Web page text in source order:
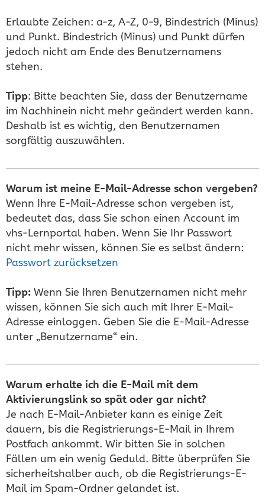
Erlaubte Zeichen: a-z, A-Z, 0-9, Bindestrich (Minus)
und Punkt. Bindestrich (Minus) und Punkt dürfen
jedoch nicht am Ende des Benutzernamens
stehen.
Tipp: Bitte beachten Sie, dass der Benutzername
im Nachhinein nicht mehr geändert werden kann.
Deshalb ist es wichtig, den Benutzernamen
sorgfältig auszuwählen.
Warum ist meine E-Mail-Adresse schon vergeben?
Wenn Ihre E-Mail-Adresse schon vergeben ist,
bedeutet das, dass Sie schon einen Account im
vhs-Lernportal haben. Wenn Sie Ihr Passwort
nicht mehr wissen, können Sie es selbst ändern:
Passwort zurücksetzen
Tipp: Wenn Sie Ihren Benutzernamen nicht mehr
wissen, können Sie sich auch mit Ihrer E-Mail-
Adresse einloggen. Geben Sie die E-Mail-Adresse
unter „Benutzername“ ein.
Warum erhalte ich die E-Mail mit dem
Aktivierungslink so spät oder gar nicht?
Je nach E-Mail-Anbieter kann es einige Zeit
dauern, bis die Registrierungs-E-Mail in Ihrem
Postfach ankommt. Wir bitten Sie in solchen
Fällen um ein wenig Geduld. Bitte überprüfen Sie
sicherheitshalber auch, ob die Registrierungs-E-
Mail im Spam-Ordner gelandet ist.